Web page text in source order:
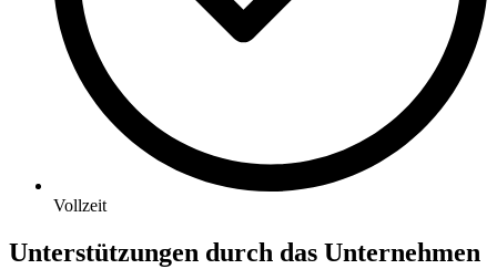
Vollzeit
Unterstützungen durch das Unternehmen